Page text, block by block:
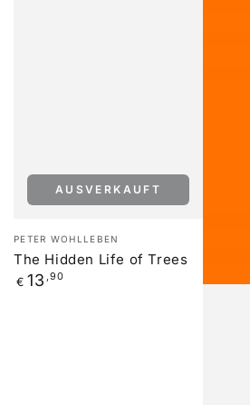
Verkäufer/in:
PETER WOHLLEBEN
The Hidden Life of Trees
Regulärer
€ 13 ,90
AUSVERKAUFT